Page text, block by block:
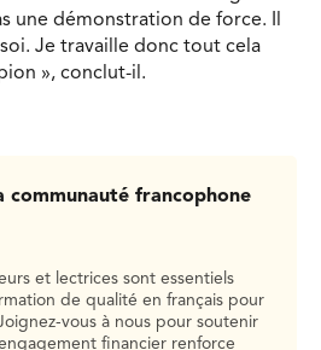
une démonstration de force. Il
Je travaille donc tout cela
», conclut-il.
communauté francophone
et lectrices sont essentiels
de qualité en français pour
vous à nous pour soutenir
financier renforce